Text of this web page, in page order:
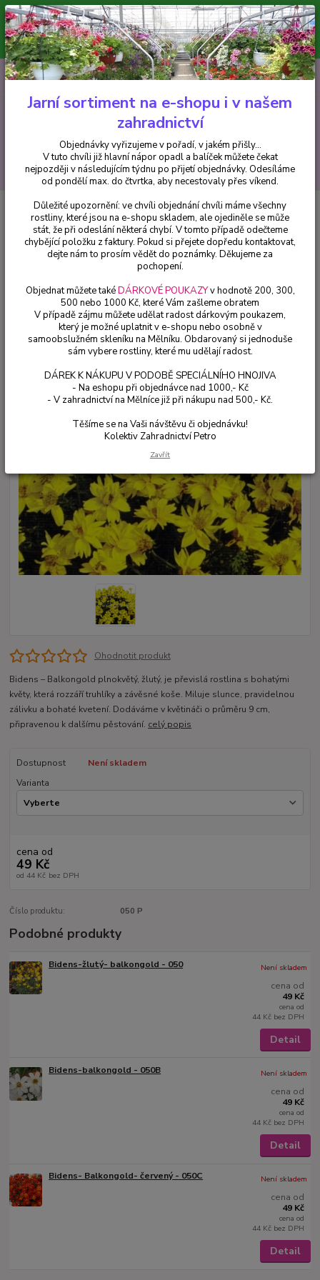
Minimální hodnota pro odeslání z e-shopu je 300 Kč.
V tuto chvíli již hlavní nápor objednávek opadl a balíček můžete čekat
nejpozději v následujícím týdnu po přijetí objednávky. Objednávky
vyřizujeme v pořadí, v jakém přišly...
CZK
Hledat
+420 602 223 614 0ks
za0 Kč
Balkónové rostliny Bidens-balkongold plnokvětý - 050P
Bidens-balkongold plnokvětý -
050P
Ohodnotit produkt
Bidens – Balkongold plnokvětý, žlutý, je převislá rostlina s bohatými
květy, která rozzáří truhlíky a závěsné koše. Miluje slunce, pravidelnou
zálivku a bohaté kvetení. Dodáváme v květináči o průměru 9 cm,
připravenou k dalšímu pěstování. celý popis
Dostupnost
Není skladem
Varianta
cena od
49 Kč
od 44 Kč bez DPH
Číslo produktu: 050 P
Podobné produkty
Bidens-žlutý- balkongold - 050
cena od
49 Kč
cena od
44 Kč bez DPH
Není skladem
Detail
Bidens-balkongold - 050B
cena od
49 Kč
cena od
44 Kč bez DPH
Není skladem
Detail
Bidens- Balkongold- červený - 050C
cena od
49 Kč
cena od
44 Kč bez DPH
Není skladem
Detail
Jarní sortiment na e-shopu i v našem
zahradnictví
Objednávky vyřizujeme v pořadí, v jakém přišly...
V tuto chvíli již hlavní nápor opadl a balíček můžete čekat
nejpozději v následujícím týdnu po přijetí objednávky. Odesíláme
od pondělí max. do čtvrtka, aby necestovaly přes víkend.
Důležité upozornění: ve chvíli objednání chvíli máme všechny
rostliny, které jsou na e-shopu skladem, ale ojediněle se může
stát, že při odeslání některá chybí. V tomto případě odečteme
chybějící položku z faktury. Pokud si přejete dopředu kontaktovat,
dejte nám to prosím vědět do poznámky. Děkujeme za
pochopení.
Objednat můžete takéDÁRKOVÉ POUKAZYv hodnotě 200, 300,
500 nebo 1000 Kč, které Vám zašleme obratem
V případě zájmu můžete udělat radost dárkovým poukazem,
který je možné uplatnit v e-shopu nebo osobně v
samoobslužném skleníku na Mělníku. Obdarovaný si jednoduše
sám vybere rostliny, které mu udělají radost.
DÁREK K NÁKUPU V PODOBĚ SPECIÁLNÍHO HNOJIVA
- Na eshopu při objednávce nad 1000,- Kč
- V zahradnictví na Mělníce již při nákupu nad 500,- Kč.
Těšíme se na Vaši návštěvu či objednávku!
Kolektiv Zahradnictví Petro
Zavřít